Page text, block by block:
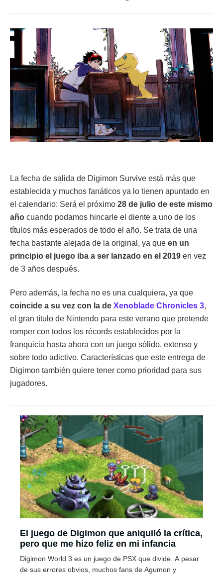
La fecha de salida de Digimon Survive está más que
establecida y muchos fanáticos ya lo tienen apuntado en
el calendario: Será el próximo 28 de julio de este mismo
año cuando podamos hincarle el diente a uno de los
títulos más esperados de todo el año. Se trata de una
fecha bastante alejada de la original, ya que en un
principio el juego iba a ser lanzado en el 2019 en vez
de 3 años después.
Pero además, la fecha no es una cualquiera, ya que
coincide a su vez con la de Xenoblade Chronicles 3,
el gran título de Nintendo para este verano que pretende
romper con todos los récords establecidos por la
franquicia hasta ahora con un juego sólido, extenso y
sobre todo adictivo. Características que este entrega de
Digimon también quiere tener como prioridad para sus
jugadores.
El juego de Digimon que aniquiló la crítica,
pero que me hizo feliz en mi infancia
Digimon World 3 es un juego de PSX que divide. A pesar
de sus errores obvios, muchos fans de Agumon y